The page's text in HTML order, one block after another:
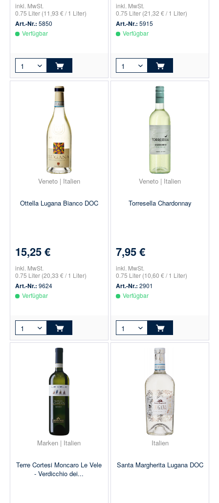
inkl. MwSt.
0.75 Liter (11,93 € / 1 Liter)
Art.-Nr.: 5850
Verfügbar
inkl. MwSt.
0.75 Liter (21,32 € / 1 Liter)
Art.-Nr.: 5915
Verfügbar
Veneto | Italien
Ottella Lugana Bianco DOC
15,25 €
inkl. MwSt.
0.75 Liter (20,33 € / 1 Liter)
Art.-Nr.: 9624
Verfügbar
Veneto | Italien
Torresella Chardonnay
7,95 €
inkl. MwSt.
0.75 Liter (10,60 € / 1 Liter)
Art.-Nr.: 2901
Verfügbar
Marken | Italien
Terre Cortesi Moncaro Le Vele
- Verdicchio dei...
Italien
Santa Margherita Lugana DOC